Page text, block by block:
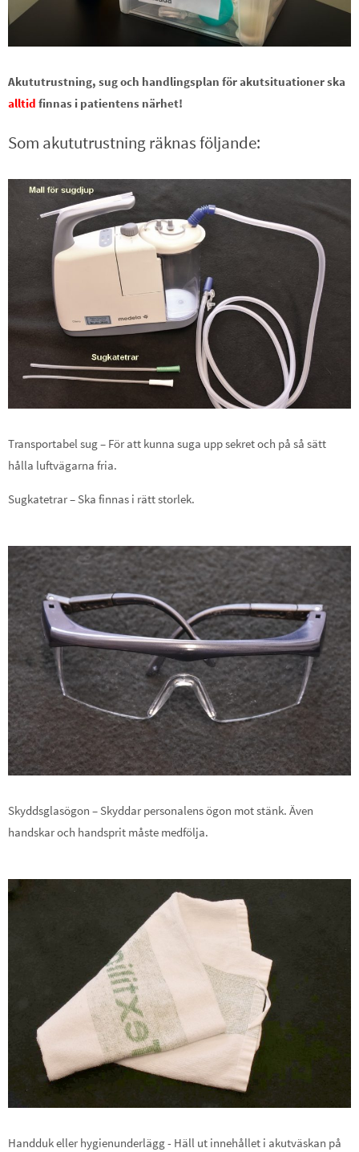
Akututrustning, sug och handlingsplan för akutsituationer ska
alltid finnas i patientens närhet!
Som akututrustning räknas följande:
Transportabel sug – För att kunna suga upp sekret och på så sätt
hålla luftvägarna fria.
Sugkatetrar – Ska finnas i rätt storlek.
Skyddsglasögon – Skyddar personalens ögon mot stänk. Även
handskar och handsprit måste medfölja.
Handduk eller hygienunderlägg - Häll ut innehållet i akutväskan på